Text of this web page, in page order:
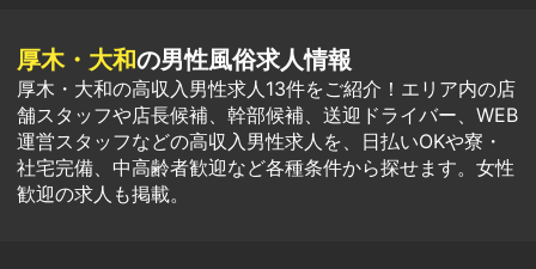
厚木・大和の男性風俗求人情報
厚木・大和の高収入男性求人13件をご紹介！エリア内の店
舗スタッフや店長候補、幹部候補、送迎ドライバー、WEB
運営スタッフなどの高収入男性求人を、日払いOKや寮・
社宅完備、中高齢者歓迎など各種条件から探せます。女性
歓迎の求人も掲載。